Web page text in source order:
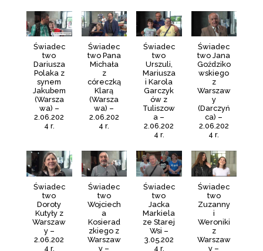
Świadec
two
Dariusza
Polaka z
synem
Jakubem
(Warsza
wa) –
2.06.202
4 r.
Świadec
two Pana
Michała
z
córeczką
Klarą
(Warsza
wa) –
2.06.202
4 r.
Świadec
two
Urszuli,
Mariusza
i Karola
Garczyk
ów z
Tuliszow
a –
2.06.202
4 r.
Świadec
two Jana
Goździko
wskiego
z
Warszaw
y
(Darczyń
ca) –
2.06.202
4 r.
Świadec
two
Doroty
Kutyły z
Warszaw
y –
2.06.202
4 r.
Świadec
two
Wojciech
a
Kosierad
zkiego z
Warszaw
y –
Świadec
two
Jacka
Markiela
ze Starej
Wsi –
3.05.202
4 r.
Świadec
two
Zuzanny
i
Weroniki
z
Warszaw
y –